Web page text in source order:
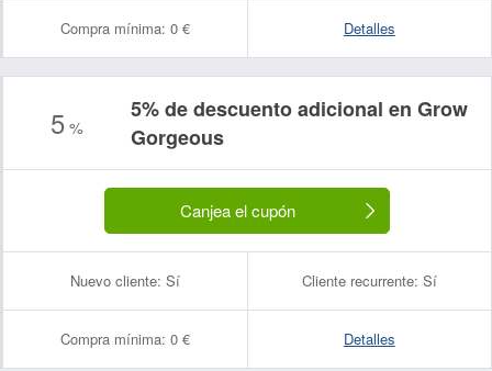
Compra mínima: 0 € Detalles
5%
5% de descuento adicional en Grow
Gorgeous
Canjea el cupón
Nuevo cliente: Sí Cliente recurrente: Sí
Compra mínima: 0 € Detalles